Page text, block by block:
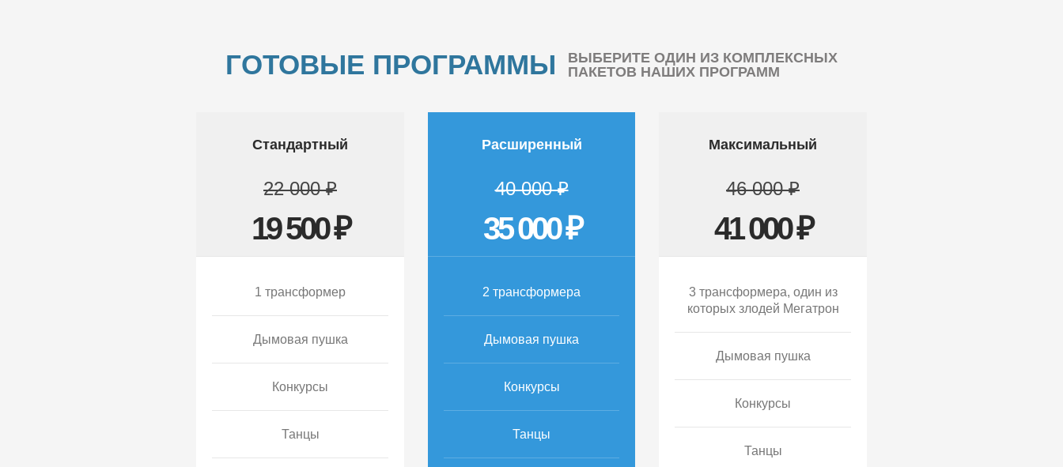
ГОТОВЫЕ ПРОГРАММЫ
ВЫБЕРИТЕ ОДИН ИЗ КОМПЛЕКСНЫХ
ПАКЕТОВ НАШИХ ПРОГРАММ
Стандартный
22 000 ₽
19 500 ₽
1 трансформер
Дымовая пушка
Конкурсы
Танцы
Расширенный
40 000 ₽
35 000 ₽
2 трансформера
Дымовая пушка
Конкурсы
Танцы
Максимальный
46 000 ₽
41 000 ₽
3 трансформера, один из
которых злодей Мегатрон
Дымовая пушка
Конкурсы
Танцы